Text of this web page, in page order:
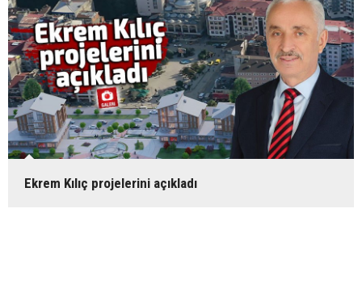
Ekrem Kılıç projelerini açıkladı